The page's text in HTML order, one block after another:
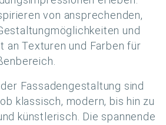
von ansprechenden,
und
an Texturen und Farben für
Fassadengestaltung sind
klassisch, modern, bis hin zu
künstlerisch. Die spannende